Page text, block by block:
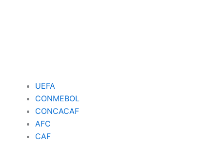
UEFA
CONMEBOL
CONCACAF
AFC
CAF